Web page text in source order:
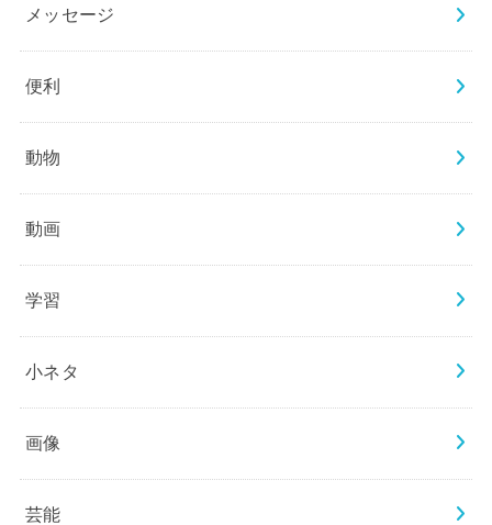
メッセージ
便利
動物
動画
学習
小ネタ
画像
芸能